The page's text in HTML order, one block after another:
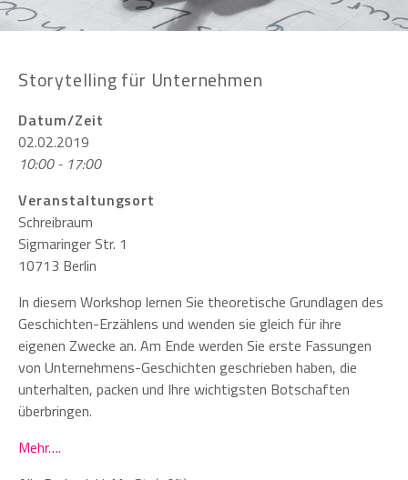
Storytelling für Unternehmen
Datum/Zeit
02.02.2019
10:00 - 17:00
Veranstaltungsort
Schreibraum
Sigmaringer Str. 1
10713 Berlin
In diesem Workshop lernen Sie theoretische Grundlagen des
Geschichten-Erzählens und wenden sie gleich für ihre
eigenen Zwecke an. Am Ende werden Sie erste Fassungen
von Unternehmens-Geschichten geschrieben haben, die
unterhalten, packen und Ihre wichtigsten Botschaften
überbringen.
Mehr….